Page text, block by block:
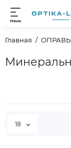
Меню
Главная
18